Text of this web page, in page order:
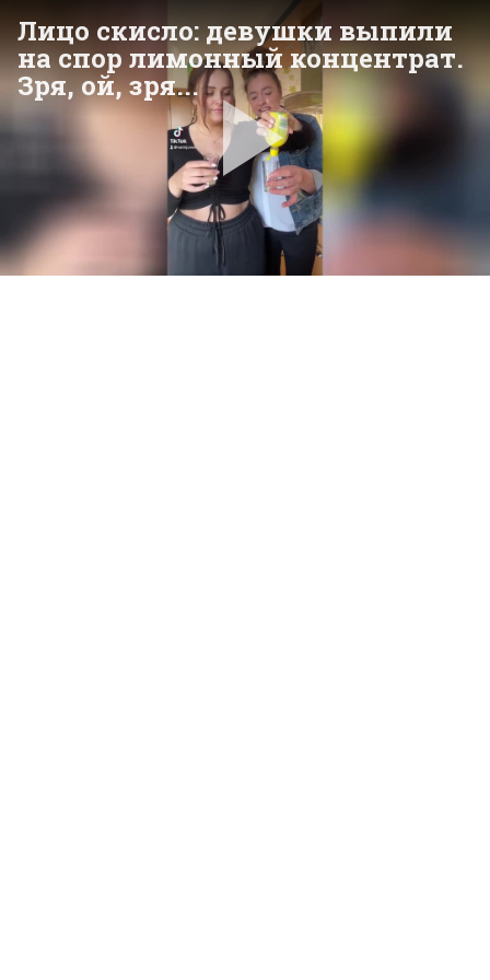
Лицо скисло: девушки выпили
на спор лимонный концентрат.
Зря, ой, зря...